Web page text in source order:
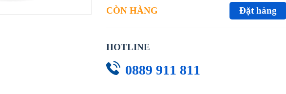
CÒN HÀNG
Đặt hàng
HOTLINE
0889 911 811